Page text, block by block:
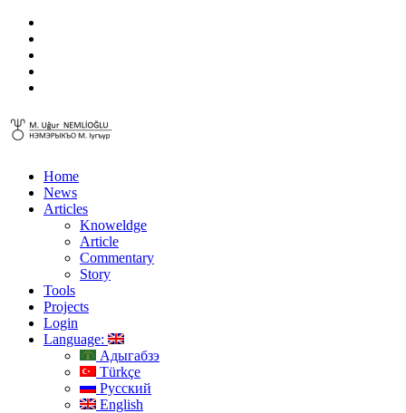
Home
News
Articles
Knoweldge
Article
Commentary
Story
Tools
Projects
Login
Language:
Адыгабзэ
Türkçe
Русский
English